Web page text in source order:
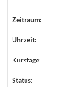
Zeitraum:
Uhrzeit:
Kurstage:
Status: